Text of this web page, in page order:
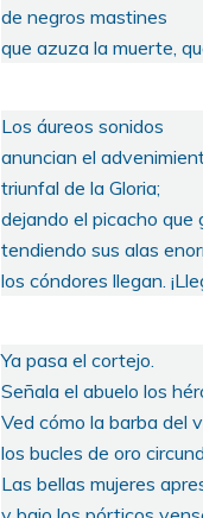
de negros mastines
que azuza la muerte,
Los áureos sonidos
anuncian el
triunfal de la Gloria;
dejando el picacho que
tendiendo sus alas
los cóndores llegan.
Ya pasa el cortejo.
Señala el abuelo los
Ved cómo la barba del
los bucles de oro
Las bellas mujeres